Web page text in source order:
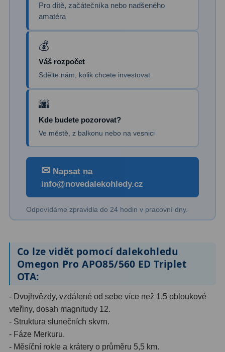
Pro dítě, začátečníka nebo nadšeného
amatéra
Váš rozpočet
Sdělte nám, kolik chcete investovat
Kde budete pozorovat?
Ve městě, z balkonu nebo na vesnici
✉ Napsat na
info@novedalekohledy.cz
Odpovídáme zpravidla do 24 hodin v pracovní dny.
Co lze vidět pomocí dalekohledu
Omegon Pro APO85/560 ED Triplet
OTA:
- Dvojhvězdy, vzdálené od sebe více než 1,5 obloukové
vteřiny, dosah magnitudy 12.
- Struktura slunečních skvrn.
- Fáze Merkuru.
- Měsíční rokle a krátery o průměru 5,5 km.